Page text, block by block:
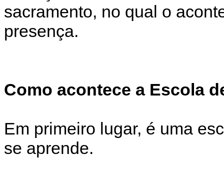
sacramento, no qual o
presença.
Como acontece a Escola
Em primeiro lugar, é uma
se aprende.